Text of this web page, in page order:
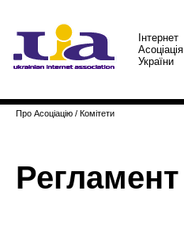
Iнтернет
Асоцiацiя
України
Про Асоціацію / Комітети
Регламент